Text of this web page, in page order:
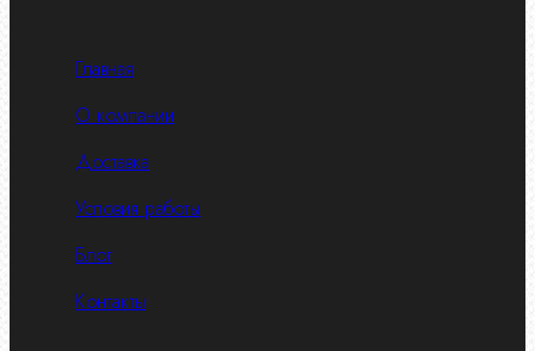
Главная
О компании
Доставка
Условия работы
Блог
Контакты